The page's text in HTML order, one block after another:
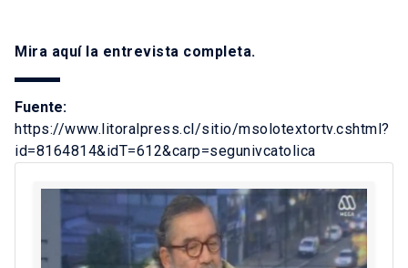
Mira aquíla entrevista completa.
Fuente:
https://www.litoralpress.cl/sitio/msolotextortv.cshtml?
id=8164814&idT=612&carp=segunivcatolica